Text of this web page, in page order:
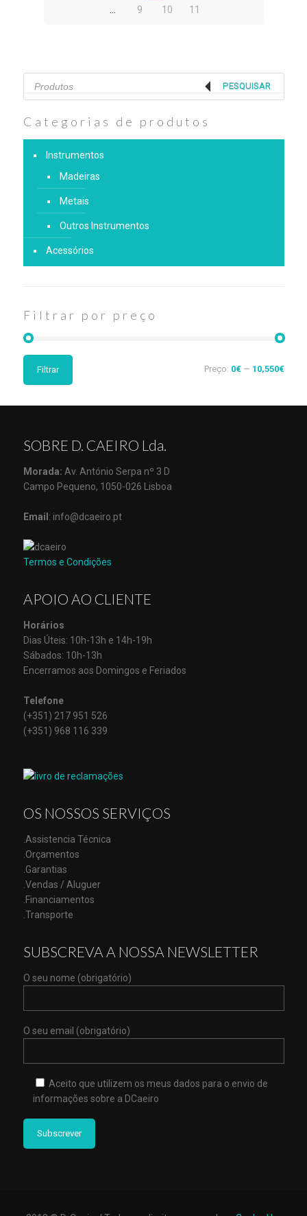
9 10 11
Products
search
PESQUISAR
Categorias de produtos
Instrumentos
Madeiras
Metais
Outros Instrumentos
Acessórios
Filtrar por preço
Filtrar Preço: 0€— 10,550€
SOBRE D. CAEIRO Lda.
Morada: Av. António Serpa nº 3 D
Campo Pequeno, 1050-026 Lisboa
Email: info@dcaeiro.pt
Termos e Condições
APOIO AO CLIENTE
Horários
Dias Úteis: 10h-13h e 14h-19h
Sábados: 10h-13h
Encerramos aos Domingos e Feriados
Telefone
(+351) 217 951 526
(+351) 968 116 339
OS NOSSOS SERVIÇOS
.Assistencia Técnica
.Orçamentos
.Garantias
.Vendas / Aluguer
.Financiamentos
.Transporte
SUBSCREVA A NOSSA NEWSLETTER
O seu nome (obrigatório)
O seu email (obrigatório)
Aceito que utilizem os meus dados para o envio de
informações sobre a DCaeiro